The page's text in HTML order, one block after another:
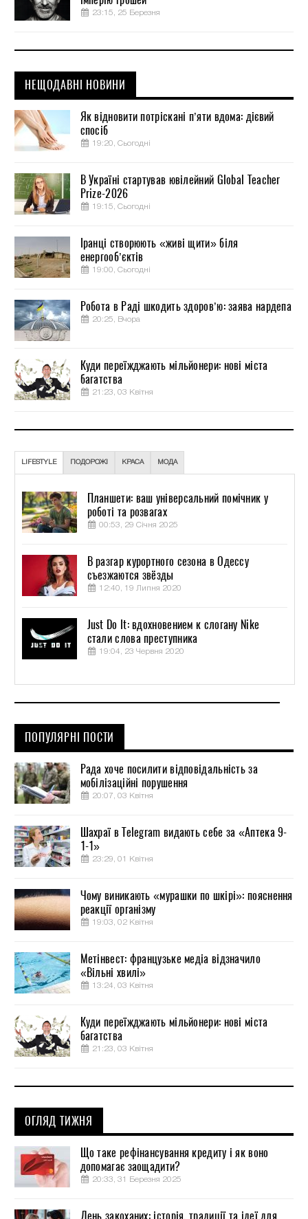
23:15, 25 Березня
НЕЩОДАВНІ НОВИНИ
Як відновити потріскані п’яти вдома: дієвий
спосіб
19:20, Сьогодні
В Україні стартував ювілейний Global Teacher
Prize-2026
19:15, Сьогодні
Іранці створюють «живі щити» біля
енергооб’єктів
19:00, Сьогодні
Робота в Раді шкодить здоров’ю: заява нардепа
20:25, Вчора
Куди переїжджають мільйонери: нові міста
багатства
21:23, 03 Квітня
LIFESTYLE ПОДОРОЖІ КРАСА МОДА
Планшети: ваш універсальний помічник у
роботі та розвагах
00:53, 29 Січня 2025
В разгар курортного сезона в Одессу
съезжаются звёзды
12:40, 19 Липня 2020
Just Do It: вдохновением к слогану Nike
стали слова преступника
19:04, 23 Червня 2020
ПОПУЛЯРНІ ПОСТИ
Рада хоче посилити відповідальність за
мобілізаційні порушення
20:07, 03 Квітня
Шахраї в Telegram видають себе за «Аптека 9-
1-1»
23:29, 01 Квітня
Чому виникають «мурашки по шкірі»: пояснення
реакції організму
19:03, 02 Квітня
Метінвест: французьке медіа відзначило
«Вільні хвилі»
13:24, 03 Квітня
Куди переїжджають мільйонери: нові міста
багатства
21:23, 03 Квітня
ОГЛЯД ТИЖНЯ
Що таке рефінансування кредиту і як воно
допомагає заощадити?
20:33, 31 Березня 2025